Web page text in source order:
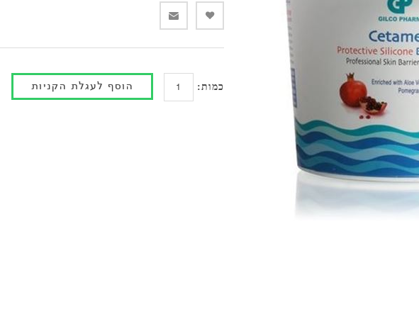
כמות: